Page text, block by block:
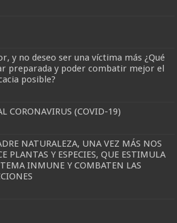
y no deseo ser una víctima más ¿Qué
preparada y poder combatir mejor el
posible?
CORONAVIRUS (COVID-19)
NATURALEZA, UNA VEZ MÁS NOS
PLANTAS Y ESPECIES, QUE ESTIMULA
INMUNE Y COMBATEN LAS